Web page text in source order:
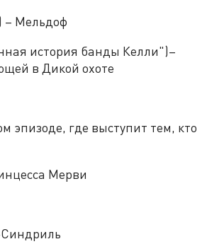
– Мельдоф
история банды Келли")–
в Дикой охоте
эпизоде, где выступит тем, кто
Мерви